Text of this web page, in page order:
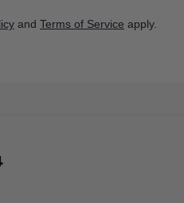
and Terms of Service apply.